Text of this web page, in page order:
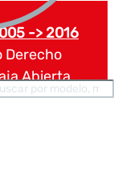
-> 2016
Derecho
Abierta